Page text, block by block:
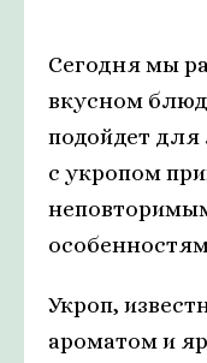
Сегодня мы
вкусном
подойдет для
с укропом
Укроп,
ароматом и